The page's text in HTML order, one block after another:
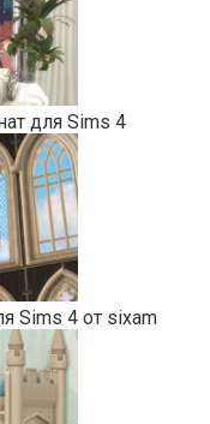
для Sims 4
Sims 4 от sixam